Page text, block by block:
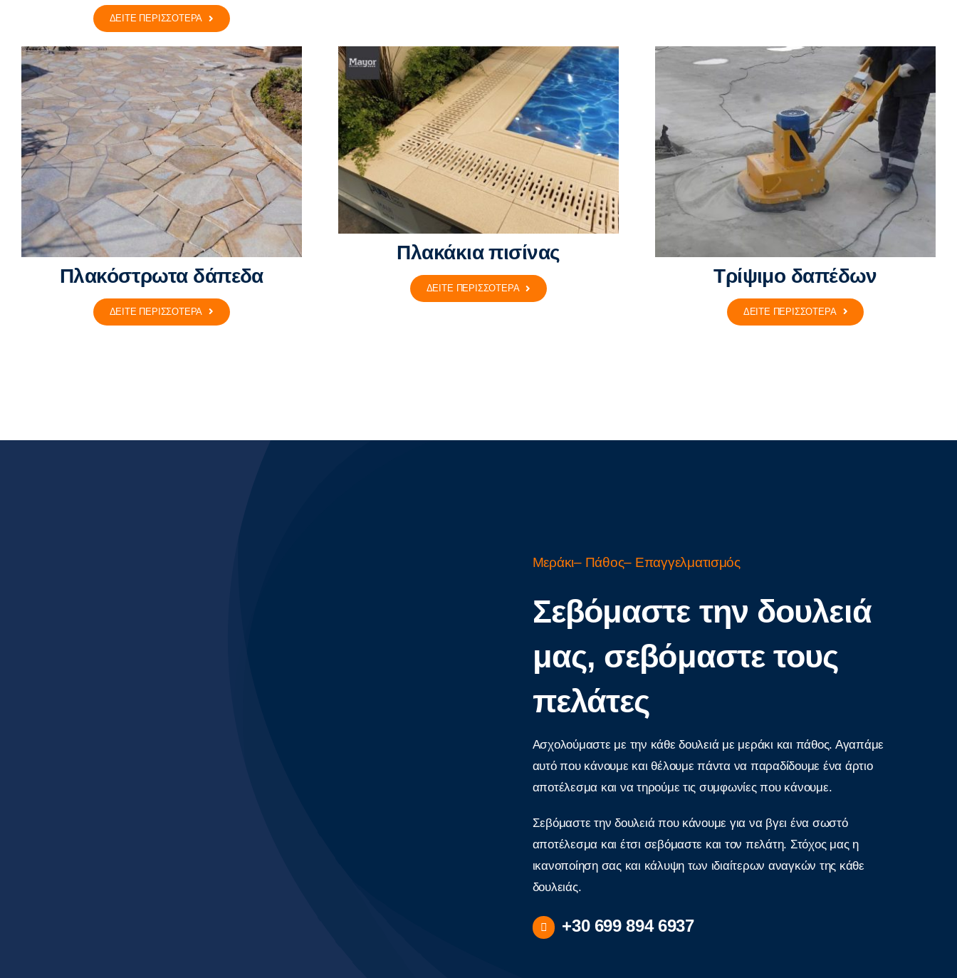
ΔΕΙΤΕ ΠΕΡΙΣΣΟΤΕΡΑ
Πλακόστρωτα δάπεδα
ΔΕΙΤΕ ΠΕΡΙΣΣΟΤΕΡΑ
Πλακάκια πισίνας
ΔΕΙΤΕ ΠΕΡΙΣΣΟΤΕΡΑ
Τρίψιμο δαπέδων
ΔΕΙΤΕ ΠΕΡΙΣΣΟΤΕΡΑ
Μεράκι– Πάθος– Επαγγελματισμός
Σεβόμαστε την δουλειά
μας, σεβόμαστε τους
πελάτες
Ασχολούμαστε με την κάθε δουλειά με μεράκι και πάθος. Αγαπάμε
αυτό που κάνουμε και θέλουμε πάντα να παραδίδουμε ένα άρτιο
αποτέλεσμα και να τηρούμε τις συμφωνίες που κάνουμε.
Σεβόμαστε την δουλειά που κάνουμε για να βγει ένα σωστό
αποτέλεσμα και έτσι σεβόμαστε και τον πελάτη. Στόχος μας η
ικανοποίηση σας και κάλυψη των ιδιαίτερων αναγκών της κάθε
δουλειάς.
+30 699 894 6937